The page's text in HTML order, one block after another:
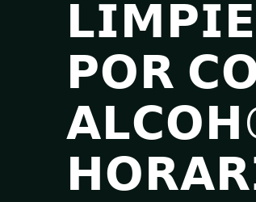
𝗣𝗢𝗥